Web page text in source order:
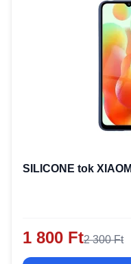
SILICONE tok
1 800 Ft2 300 Ft